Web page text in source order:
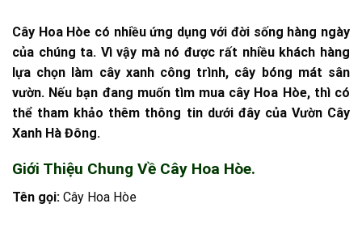
Cây Hoa Hòe có nhiều ứng dụng với đời sống hàng ngày
của chúng ta. Vì vậy mà nó được rất nhiều khách hàng
lựa chọn làm cây xanh công trình, cây bóng mát sân
vườn. Nếu bạn đang muốn tìm mua cây Hoa Hòe, thì có
thể tham khảo thêm thông tin dưới đây của Vườn Cây
Xanh Hà Đông.
Giới Thiệu Chung Về Cây Hoa Hòe.
Tên gọi: Cây Hoa Hòe